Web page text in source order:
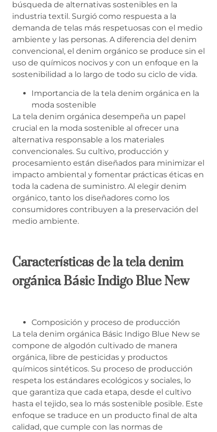
búsqueda de alternativas sostenibles en la
industria textil. Surgió como respuesta a la
demanda de telas más respetuosas con el medio
ambiente y las personas. A diferencia del denim
convencional, el denim orgánico se produce sin el
uso de químicos nocivos y con un enfoque en la
sostenibilidad a lo largo de todo su ciclo de vida.
Importancia de la tela denim orgánica en la
moda sostenible
La tela denim orgánica desempeña un papel
crucial en la moda sostenible al ofrecer una
alternativa responsable a los materiales
convencionales. Su cultivo, producción y
procesamiento están diseñados para minimizar el
impacto ambiental y fomentar prácticas éticas en
toda la cadena de suministro. Al elegir denim
orgánico, tanto los diseñadores como los
consumidores contribuyen a la preservación del
medio ambiente.
Características de la tela denim
orgánica Básic Indigo Blue New
Composición y proceso de producción
La tela denim orgánica Básic Indigo Blue New se
compone de algodón cultivado de manera
orgánica, libre de pesticidas y productos
químicos sintéticos. Su proceso de producción
respeta los estándares ecológicos y sociales, lo
que garantiza que cada etapa, desde el cultivo
hasta el tejido, sea lo más sostenible posible. Este
enfoque se traduce en un producto final de alta
calidad, que cumple con las normas de